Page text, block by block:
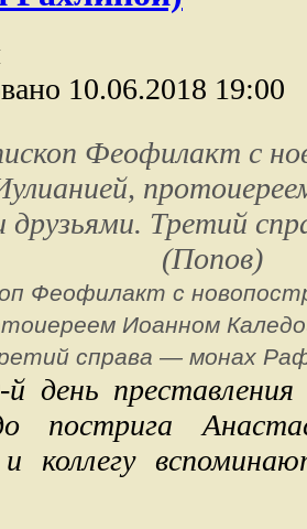
10.06.2018 19:00
Феофилакт с
Иоанном
справа — монах
день
пострига
коллегу